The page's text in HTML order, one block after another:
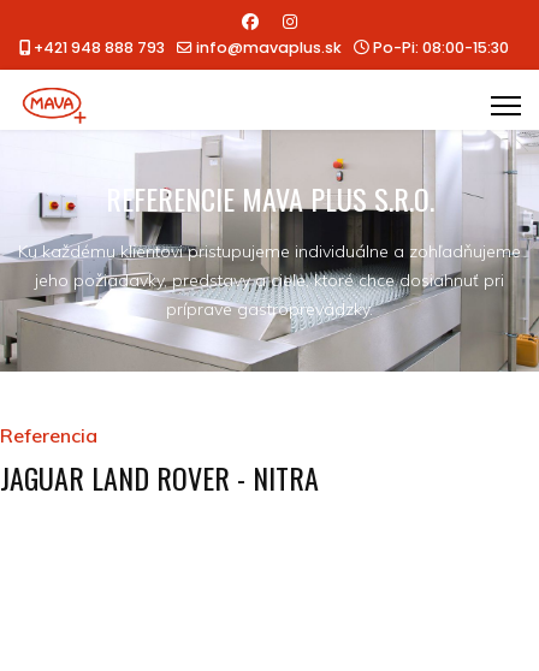
+421 948 888 793 info@mavaplus.sk Po-Pi: 08:00-15:30
REFERENCIE MAVA PLUS S.R.O.
Ku každému klientovi pristupujeme individuálne a zohľadňujeme
jeho požiadavky, predstavy a ciele, ktoré chce dosiahnuť pri
príprave gastroprevádzky.
Referencia
JAGUAR LAND ROVER - NITRA